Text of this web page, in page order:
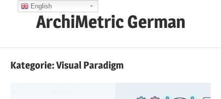
ArchiMetric German
Ops,
Kategorie:Visual Paradigm
English